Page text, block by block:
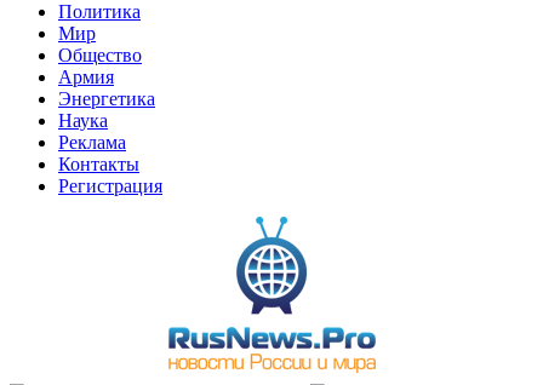
Политика
Мир
Общество
Армия
Энергетика
Наука
Реклама
Контакты
Регистрация